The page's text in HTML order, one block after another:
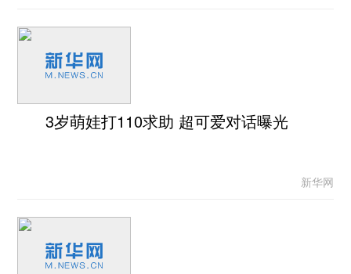
3岁萌娃打110求助 超可爱对话曝光
新华网